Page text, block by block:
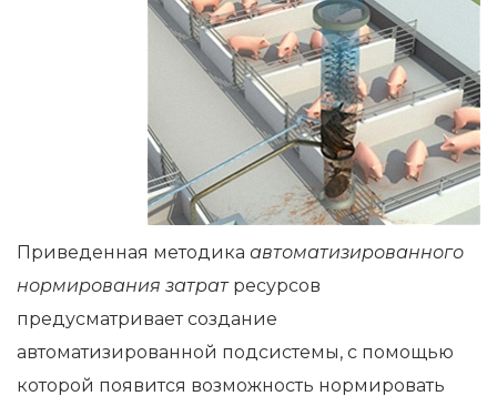
Приведенная методика автоматизированного
нормирования затратресурсов
предусматривает создание
автоматизированной подсистемы, с помощью
которой появится возможность нормировать